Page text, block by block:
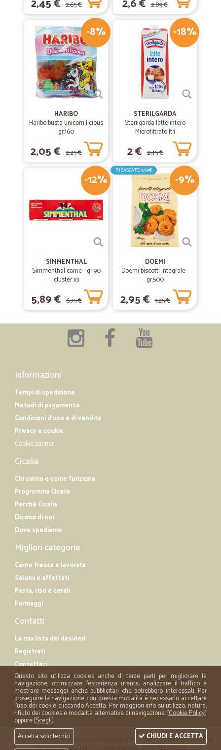
2,45 € 2,65 € 2,6 € 2,89 €
-8%
HARIBO
Haribo busta unicorn licious
gr.160
2,05 € 2,25 €
-18%
STERILGARDA
Sterilgarda latte intero
Microfiltrato lt.1
2 € 2,45 €
-12%
SIMMENTHAL
Simmenthal carne - gr.90
cluster x3
5,89 € 6,75 €
-9%
RIBASSATO3,59€
DOEMI
Doemi biscotti integrale -
gr.500
2,95 € 3,25 €
Informazioni
Tempi di spedizione
Metodi di pagamento
Condizioni d'uso e di vendita
Privacy e cookie
Cookie banner
Cicalia
Chi siamo e come funziona
Programma Cicalia
Perché Cicalia
Dicono di noi
Dove spediamo
Migliori categorie
Carne fresca e lavorata
Salumi e affettati
Pasta, riso e cerali
Formaggi
Contatti
La mia lista dei desideri
Registrati
Contattaci
Cicalia srl - via Acerbi 35 - 46100 - Mantova (MN) - P.iva 02508120207 - C.Fisc
Questo sito utilizza cookies anche di terze parti per migliorare la
navigazione, ottimizzare l'esperienza utente, analizzare il traffico e
mostrare messaggi anche pubblicitari che potrebbero interessati. Per
proseguire la navigazione con questa modalità è necessario accettare
l'uso dei cookie cliccando Accetta. Per maggiori info su utilizzo, natura,
rifiuto dei cookies e modalità alternative di navigazione: [Cookie Policy]
oppure [Scegli]
Accetta solo tecnici
CHIUDI E ACCETTA